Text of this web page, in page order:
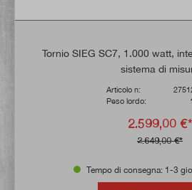
Tornio SIEG SC7, 1.000 watt,
sistema di
Articolo n:
Peso lordo:
2.599,00 €*
2.649,00 €*
Tempo di consegna: 1-3